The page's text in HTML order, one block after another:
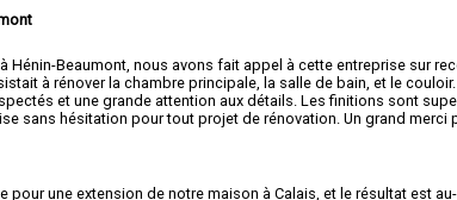
Hénin-Beaumont, nous avons fait appel à cette entreprise sur
à rénover la chambre principale, la salle de bain, et le
et une grande attention aux détails. Les finitions sont
sans hésitation pour tout projet de rénovation. Un grand
pour une extension de notre maison à Calais, et le résultat est